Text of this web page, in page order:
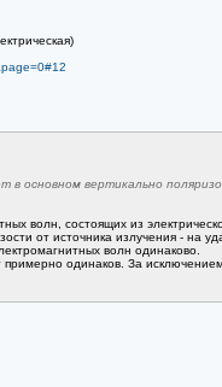
основном вертикально
волн, состоящих из
от источника излучения - на
волн одинаково.
одинаков. За